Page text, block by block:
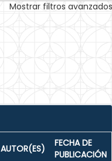
Mostrar filtros avanzados
AUTOR(ES)
FECHA DE
PUBLICACIÓN